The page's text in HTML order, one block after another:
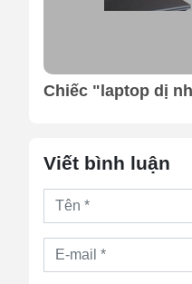
Chiếc "laptop dị
Viết bình luận